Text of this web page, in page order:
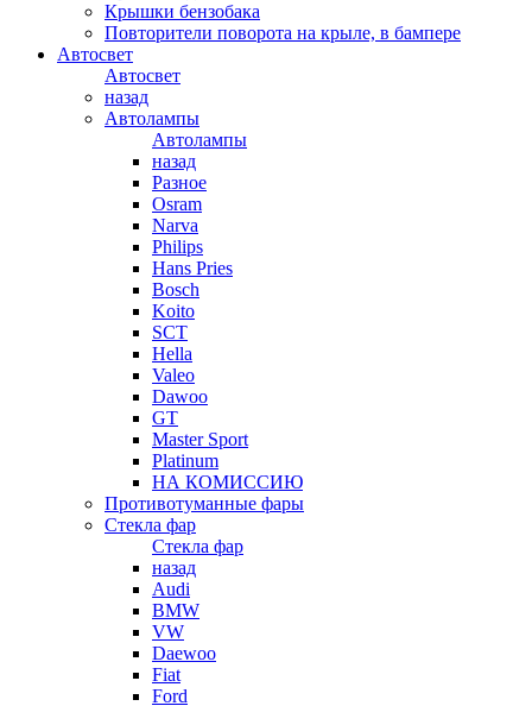
Крышки бензобака
Повторители поворота на крыле, в бампере
Автосвет
Автосвет
назад
Автолампы
Автолампы
назад
Разное
Osram
Narva
Philips
Hans Pries
Bosch
Koito
SCT
Hella
Valeo
Dawoo
GT
Master Sport
Platinum
НА КОМИССИЮ
Противотуманные фары
Стекла фар
Стекла фар
назад
Audi
BMW
VW
Daewoo
Fiat
Ford